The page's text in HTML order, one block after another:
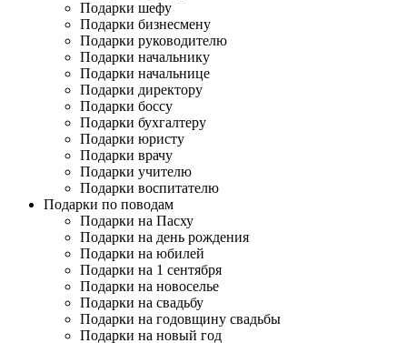
Подарки шефу
Подарки бизнесмену
Подарки руководителю
Подарки начальнику
Подарки начальнице
Подарки директору
Подарки боссу
Подарки бухгалтеру
Подарки юристу
Подарки врачу
Подарки учителю
Подарки воспитателю
Подарки по поводам
Подарки на Пасху
Подарки на день рождения
Подарки на юбилей
Подарки на 1 сентября
Подарки на новоселье
Подарки на свадьбу
Подарки на годовщину свадьбы
Подарки на новый год